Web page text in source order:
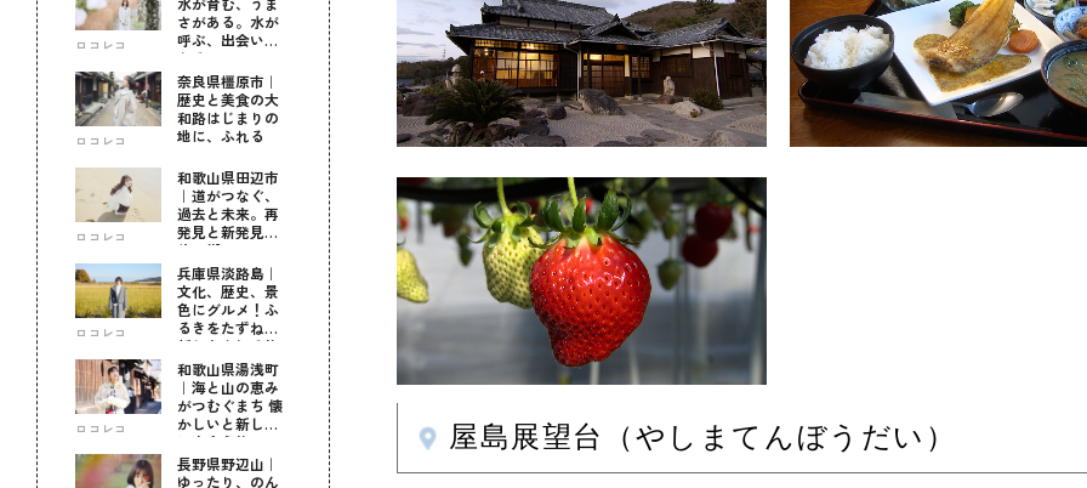
ロコレコ
さがある。水が
呼ぶ、出会いが
ある。
ロコレコ
奈良県橿原市｜
歴史と美食の大
和路はじまりの
地に、ふれる
ロコレコ
和歌山県田辺市
｜道がつなぐ、
過去と未来。再
発見と新発見の
待つ街へ
ロコレコ
兵庫県淡路島｜
文化、歴史、景
色にグルメ！ふ
るきをたずねて
新しきを知る旅
ロコレコ
和歌山県湯浅町
｜海と山の恵み
がつむぐまち 懐
かしいと新しい
に出会う旅
長野県野辺山｜
ゆったり、のん
屋島展望台（やしまてんぼうだい）